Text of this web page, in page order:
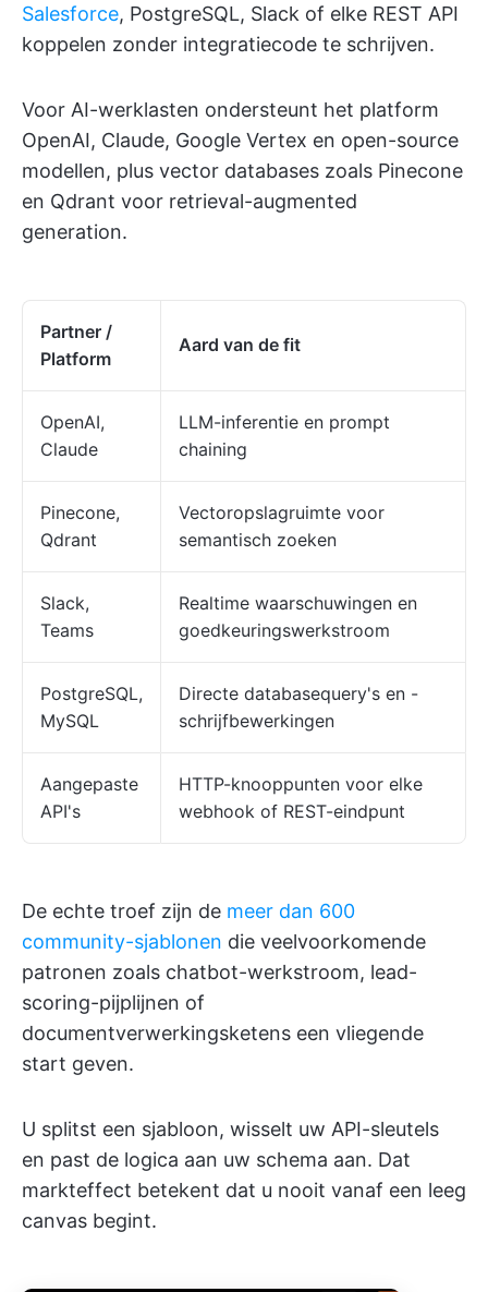
Salesforce, PostgreSQL, Slack of elke REST API
koppelen zonder integratiecode te schrijven.
Voor AI-werklasten ondersteunt het platform
OpenAI, Claude, Google Vertex en open-source
modellen, plus vector databases zoals Pinecone
en Qdrant voor retrieval-augmented
generation.
Partner /
Platform
Aard van de fit
OpenAI,
Claude
LLM-inferentie en prompt
chaining
Pinecone,
Qdrant
Vectoropslagruimte voor
semantisch zoeken
Slack,
Teams
Realtime waarschuwingen en
goedkeuringswerkstroom
PostgreSQL,
MySQL
Directe databasequery's en -
schrijfbewerkingen
Aangepaste
API's
HTTP-knooppunten voor elke
webhook of REST-eindpunt
De echte troef zijn de meer dan 600
community-sjablonen die veelvoorkomende
patronen zoals chatbot-werkstroom, lead-
scoring-pijplijnen of
documentverwerkingsketens een vliegende
start geven.
U splitst een sjabloon, wisselt uw API-sleutels
en past de logica aan uw schema aan. Dat
markteffect betekent dat u nooit vanaf een leeg
canvas begint.